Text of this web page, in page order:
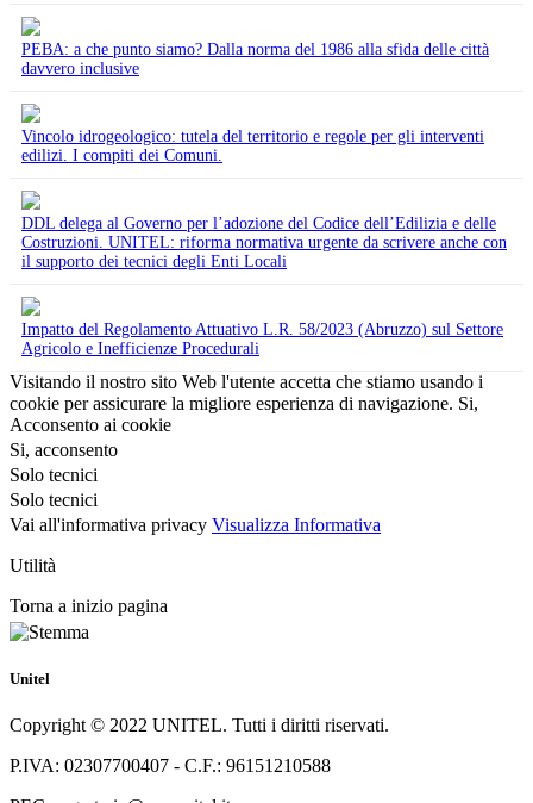
PEBA: a che punto siamo? Dalla norma del 1986 alla sfida delle città
davvero inclusive
Vincolo idrogeologico: tutela del territorio e regole per gli interventi
edilizi. I compiti dei Comuni.
DDL delega al Governo per l’adozione del Codice dell’Edilizia e delle
Costruzioni. UNITEL: riforma normativa urgente da scrivere anche con
il supporto dei tecnici degli Enti Locali
Impatto del Regolamento Attuativo L.R. 58/2023 (Abruzzo) sul Settore
Agricolo e Inefficienze Procedurali
Visitando il nostro sito Web l'utente accetta che stiamo usando i
cookie per assicurare la migliore esperienza di navigazione. Si,
Acconsento ai cookie
Si, acconsento
Solo tecnici
Solo tecnici
Vai all'informativa privacy Visualizza Informativa
Utilità
Torna a inizio pagina
Unitel
Copyright © 2022 UNITEL. Tutti i diritti riservati.
P.IVA: 02307700407 - C.F.: 96151210588